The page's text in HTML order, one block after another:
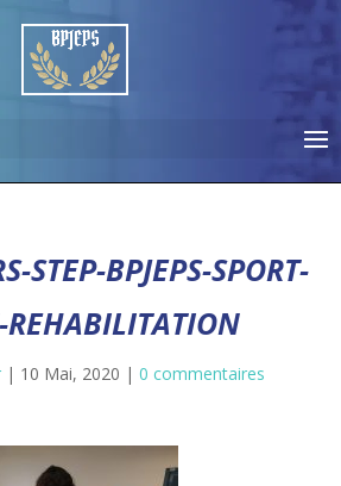
STEP-BPJEPS-SPORT-
REHABILITATION
| 10 Mai, 2020 |0 commentaires